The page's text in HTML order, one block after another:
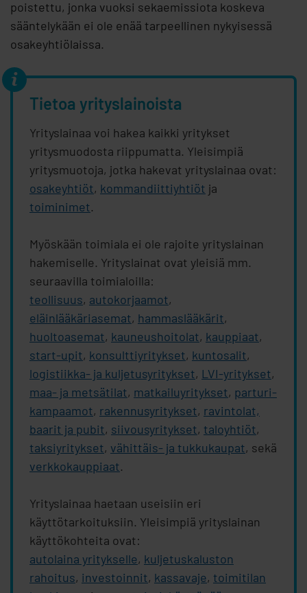
poistettu, jonka vuoksi sekaemissiota koskeva
sääntelykään ei ole enää tarpeellinen nykyisessä
osakeyhtiölaissa.
Tietoa yrityslainoista
Yrityslainaa voi hakea kaikki yritykset
yritysmuodosta riippumatta. Yleisimpiä
yritysmuotoja, jotka hakevat yrityslainaa ovat:
osakeyhtiöt, kommandiittiyhtiöt ja
toiminimet.
Myöskään toimiala ei ole rajoite yrityslainan
hakemiselle. Yrityslainat ovat yleisiä mm.
seuraavilla toimialoilla:
teollisuus, autokorjaamot,
eläinlääkäriasemat, hammaslääkärit,
huoltoasemat, kauneushoitolat, kauppiaat,
start-upit, konsulttiyritykset, kuntosalit,
logistiikka- ja kuljetusyritykset, LVI-yritykset,
maa- ja metsätilat, matkailuyritykset, parturi-
kampaamot, rakennusyritykset, ravintolat,
baarit ja pubit, siivousyritykset, taloyhtiöt,
taksiyritykset, vähittäis- ja tukkukaupat, sekä
verkkokauppiaat.
Yrityslainaa haetaan useisiin eri
käyttötarkoituksiin. Yleisimpiä yrityslainan
käyttökohteita ovat:
autolaina yritykselle, kuljetuskaluston
rahoitus, investoinnit, kassavaje, toimitilan